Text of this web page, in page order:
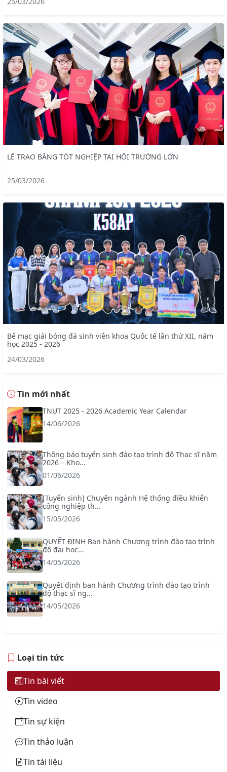
LỄ TRAO BẰNG TỐT NGHIỆP TẠI HỘI TRƯỜNG LỚN
25/03/2026
Bế mạc giải bóng đá sinh viên khoa Quốc tế lần thứ XII, năm
học 2025 - 2026
24/03/2026
Tin mới nhất
TNUT 2025 - 2026 Academic Year Calendar
14/06/2026
Thông báo tuyển sinh đào tạo trình độ Thạc sĩ năm
2026 – Kho...
01/06/2026
[Tuyển sinh] Chuyên ngành Hệ thống điều khiển
công nghiệp th...
15/05/2026
QUYẾT ĐỊNH Ban hành Chương trình đào tạo trình
độ đại học...
14/05/2026
Quyết định ban hành Chương trình đào tạo trình
độ thạc sĩ ng...
14/05/2026
Loại tin tức
Tin bài viết
Tin video
Tin sự kiện
Tin thảo luận
Tin tài liệu